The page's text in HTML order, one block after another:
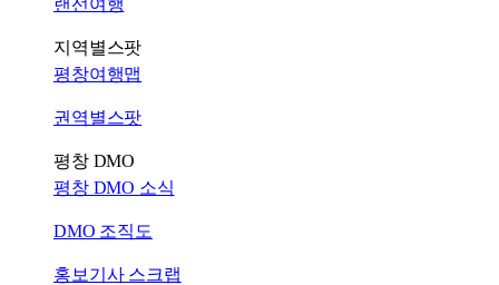
랜선여행
지역별스팟
평창여행맵
권역별스팟
평창 DMO
평창 DMO 소식
DMO 조직도
홍보기사 스크랩